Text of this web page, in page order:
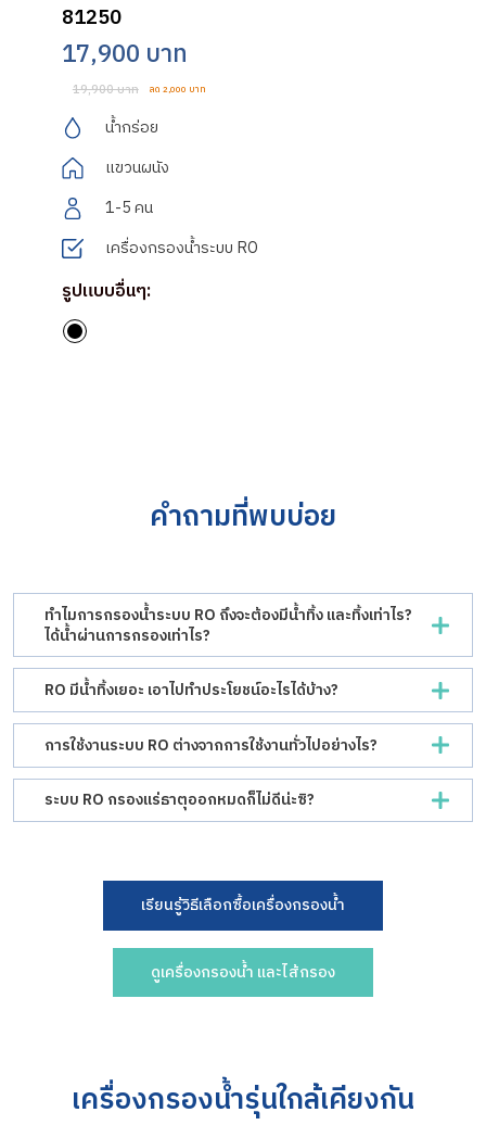
81250
17,900 บาท
19,900 บาท ลด 2,000 บาท
น้ำกร่อย
แขวนผนัง
1-5 คน
เครื่องกรองน้ำระบบ RO
รูปแบบอื่นๆ:
คำถามที่พบบ่อย
ทำไมการกรองน้ำระบบ RO ถึงจะต้องมีน้ำทิ้ง และทิ้งเท่าไร?
ได้น้ำผ่านการกรองเท่าไร?
RO มีน้ำทิ้งเยอะ เอาไปทำประโยชน์อะไรได้บ้าง?
การใช้งานระบบ RO ต่างจากการใช้งานทั่วไปอย่างไร?
ระบบ RO กรองแร่ธาตุออกหมดก็ไม่ดีน่ะซิ?
เรียนรู้วิธีเลือกซื้อเครื่องกรองน้ำ
ดูเครื่องกรองน้ำ และไส้กรอง
เครื่องกรองน้ำรุ่นใกล้เคียงกัน